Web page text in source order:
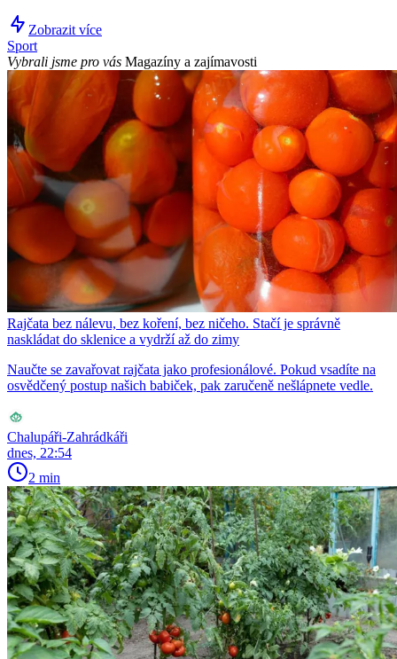
Zobrazit více
Sport
Vybrali jsme pro vás Magazíny a zajímavosti
Rajčata bez nálevu, bez koření, bez ničeho. Stačí je správně
naskládat do sklenice a vydrží až do zimy
Naučte se zavařovat rajčata jako profesionálové. Pokud vsadíte na
osvědčený postup našich babiček, pak zaručeně nešlápnete vedle.
Chalupáři-Zahrádkáři
dnes, 22:54
2 min